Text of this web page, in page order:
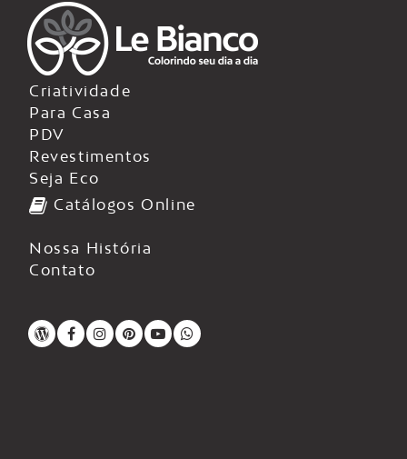
Criatividade
Para Casa
PDV
Revestimentos
Seja Eco
Catálogos Online
Nossa História
Contato